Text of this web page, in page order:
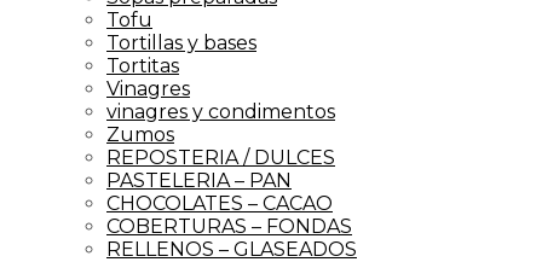
Tofu
Tortillas y bases
Tortitas
Vinagres
vinagres y condimentos
Zumos
REPOSTERIA / DULCES
PASTELERIA – PAN
CHOCOLATES – CACAO
COBERTURAS – FONDAS
RELLENOS – GLASEADOS